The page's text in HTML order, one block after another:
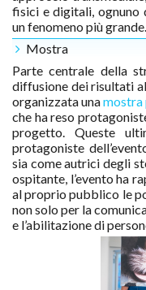
fisici e digitali, ognuno
un fenomeno più grande.
Mostra
Parte centrale della
diffusione dei risultati
organizzata unamostra
che ha reso
progetto. Queste
protagoniste
sia come autrici degli
ospitante, l’evento ha
al proprio pubblico le
non solo per la
e l’abilitazione di